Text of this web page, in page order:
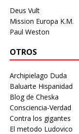
Deus Vult
Mission Europa K.M.
Paul Weston
OTROS
Archipielago Duda
Baluarte Hispanidad
Blog de Cheska
Consciencia-Verdad
Contra los gigantes
El metodo Ludovico